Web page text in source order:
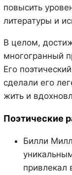
повысить
литературы и
В целом,
многогранный
Его
сделали его
жить и
Поэтические
Билли
привлекал